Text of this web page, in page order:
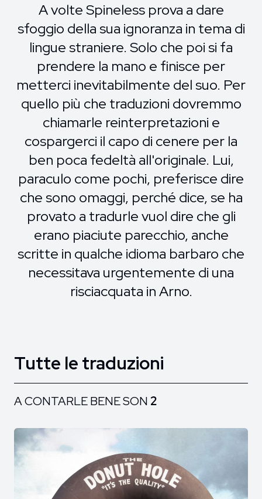
A volte Spineless prova a dare
sfoggio della sua ignoranza in tema di
lingue straniere. Solo che poi si fa
prendere la mano e finisce per
metterci inevitabilmente del suo. Per
quello più che traduzioni dovremmo
chiamarle reinterpretazioni e
cospargerci il capo di cenere per la
ben poca fedeltà all'originale. Lui,
paraculo come pochi, preferisce dire
che sono omaggi, perché dice, se ha
provato a tradurle vuol dire che gli
erano piaciute parecchio, anche
scritte in qualche idioma barbaro che
necessitava urgentemente di una
risciacquata in Arno.
Tutte le traduzioni
A CONTARLE BENE SON2